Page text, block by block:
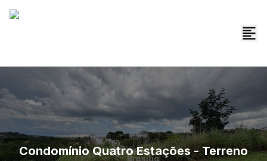
Condomínio Quatro Estações - Terreno